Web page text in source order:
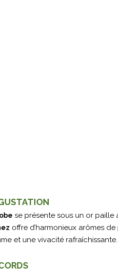
se présente sous un or paille
offre d’harmonieux arômes
et une vivacité rafraîchissante.